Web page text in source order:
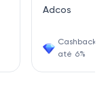
Adcos
Cashback
até 6%